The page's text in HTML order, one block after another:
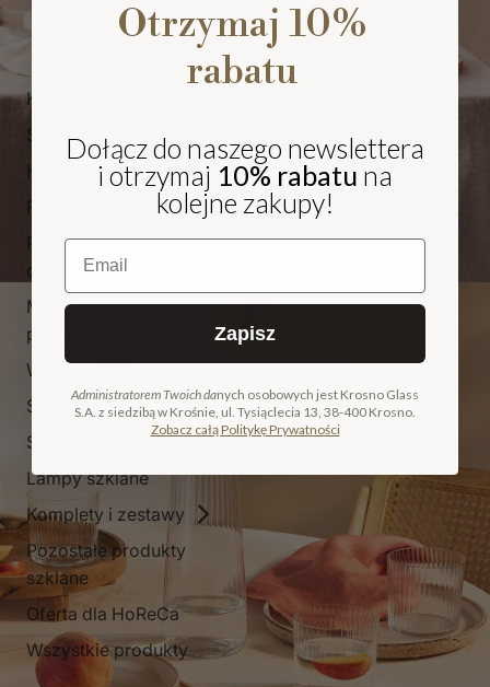
Kieliszki i pokale
Szklanki
Karafki i dzbanki
Patery
Pojemniki i
cukiernice
Miski, salaterki i
pucharki
Wazony i flakony
Świeczniki
Stoliki kawowe szklane
Lampy szklane
Komplety i zestawy
Pozostałe produkty
szklane
Oferta dla HoReCa
Wszystkie produkty
NA PREZENT
COLLECTION
Otrzymaj 10%
rabatu
Dołącz do naszego newslettera
i otrzymaj 10% rabatu na
kolejne zakupy!
Email
Zapisz
Administratorem Twoich danych osobowych jest Krosno Glass
S.A. z siedzibą w Krośnie, ul. Tysiąclecia 13, 38-400 Krosno.
Zobacz całą Politykę Prywatności